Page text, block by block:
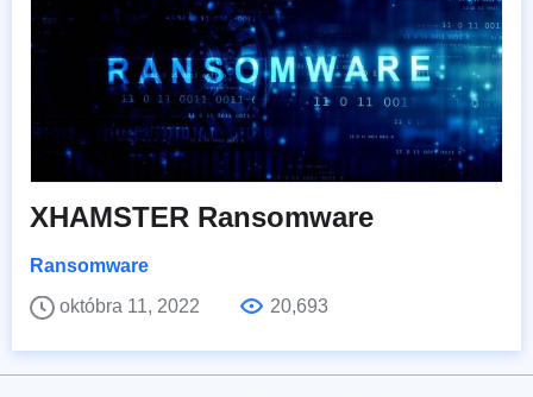
XHAMSTER Ransomware
Ransomware
októbra 11, 2022
20,693